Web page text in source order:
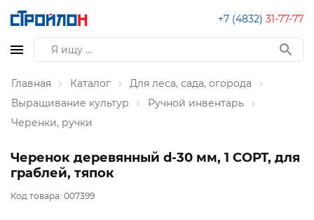
+7 (4832) 31-77-77
Главная Каталог
Для леса, сада, огорода
Выращивание культур
Ручной инвентарь
Черенки, ручки
Черенок деревянный d-30 мм, 1 СОРТ, для
граблей, тяпок
Код товара: 007399